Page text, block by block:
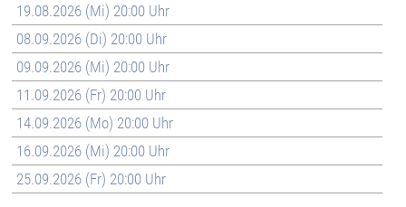
19.08.2026 (Mi) 20:00 Uhr
08.09.2026 (Di) 20:00 Uhr
09.09.2026 (Mi) 20:00 Uhr
11.09.2026 (Fr) 20:00 Uhr
14.09.2026 (Mo) 20:00 Uhr
16.09.2026 (Mi) 20:00 Uhr
25.09.2026 (Fr) 20:00 Uhr